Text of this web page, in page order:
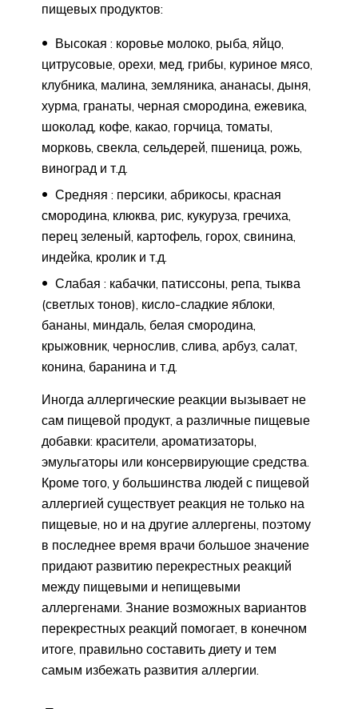
пищевых продуктов:
Высокая : коровье молоко, рыба, яйцо,
цитрусовые, орехи, мед, грибы, куриное мясо,
клубника, малина, земляника, ананасы, дыня,
хурма, гранаты, черная смородина, ежевика,
шоколад, кофе, какао, горчица, томаты,
морковь, свекла, сельдерей, пшеница, рожь,
виноград и т.д.
Средняя : персики, абрикосы, красная
смородина, клюква, рис, кукуруза, гречиха,
перец зеленый, картофель, горох, свинина,
индейка, кролик и т.д.
Слабая : кабачки, патиссоны, репа, тыква
(светлых тонов), кисло-сладкие яблоки,
бананы, миндаль, белая смородина,
крыжовник, чернослив, слива, арбуз, салат,
конина, баранина и т.д.
Иногда аллергические реакции вызывает не
сам пищевой продукт, а различные пищевые
добавки: красители, ароматизаторы,
эмульгаторы или консервирующие средства.
Кроме того, у большинства людей с пищевой
аллергией существует реакция не только на
пищевые, но и на другие аллергены, поэтому
в последнее время врачи большое значение
придают развитию перекрестных реакций
между пищевыми и непищевыми
аллергенами. Знание возможных вариантов
перекрестных реакций помогает, в конечном
итоге, правильно составить диету и тем
самым избежать развития аллергии.